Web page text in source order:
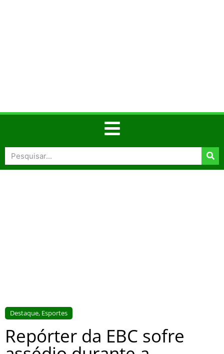
Destaque, Esportes
Repórter da EBC sofre